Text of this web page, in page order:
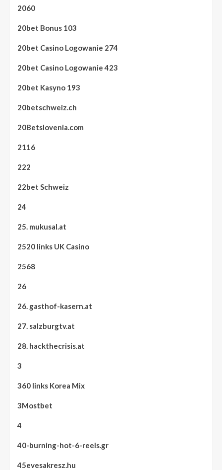
2060
20bet Bonus 103
20bet Casino Logowanie 274
20bet Casino Logowanie 423
20bet Kasyno 193
20betschweiz.ch
20Betslovenia.com
2116
222
22bet Schweiz
24
25. mukusal.at
2520 links UK Casino
2568
26
26. gasthof-kasern.at
27. salzburgtv.at
28. hackthecrisis.at
3
360 links Korea Mix
3Mostbet
4
40-burning-hot-6-reels.gr
45evesakresz.hu